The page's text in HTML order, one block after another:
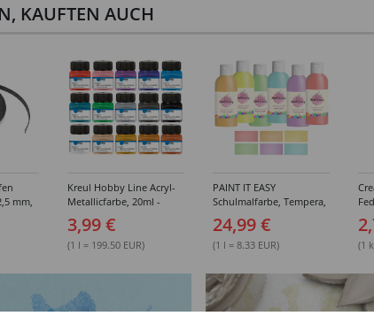
KAUFTEN AUCH
mm,
Kreul Hobby Line Acryl-
Metallicfarbe, 20ml -
Verschiedene Farbtöne
3,99 €
(1 l = 199.50 EUR)
PAINT IT EASY
Schulmalfarbe, Tempera,
Gouache, Pastellfarben-
Set, 6 x 500 ml
24,99 €
(1 l = 8.33 EUR) (1